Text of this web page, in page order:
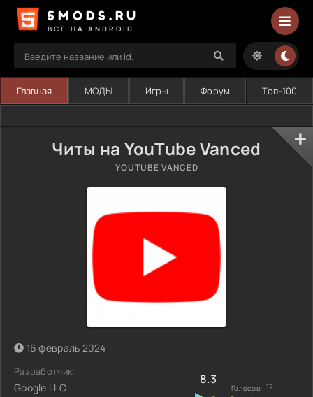
5MODS.RU
ВСЕ НА ANDROID
Главная МОДЫ Игры Форум Топ-100
Читы на YouTube Vanced
YOUTUBE VANCED
16 февраль 2024
Разработчик:
Google LLC
8.3
Голосов: 12